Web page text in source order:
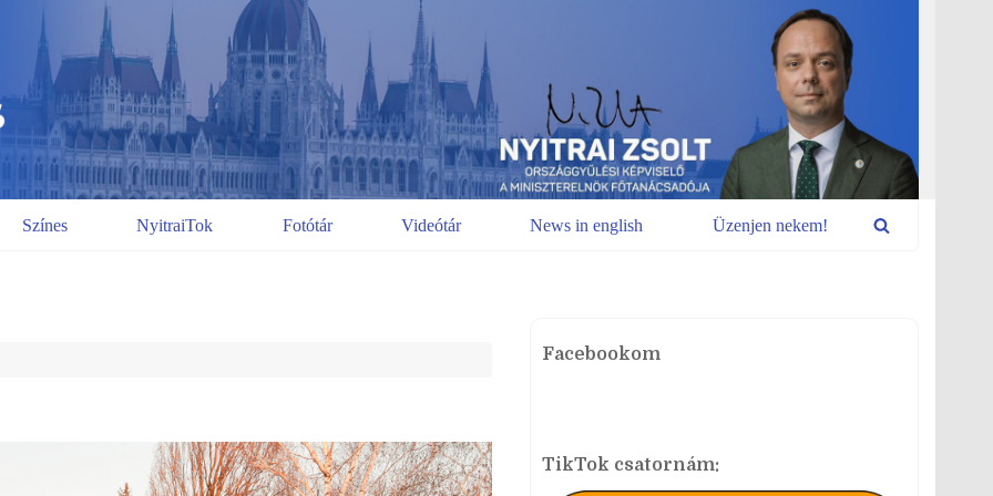
Színes NyitraiTok Fotótár Videótár News in english Üzenjen nekem!
Facebookom
TikTok csatornám: